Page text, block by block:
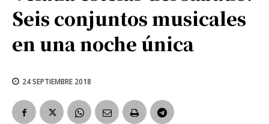
Seis conjuntos musicales
en una noche única
24 SEPTIEMBRE 2018